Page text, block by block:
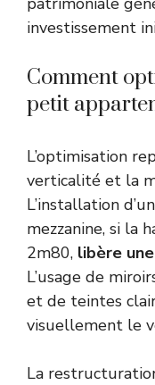
investissement
Comment
petit
L’optimisation
verticalité et la
L’installation
mezzanine, si la
2m80, libère
L’usage de
et de teintes
visuellement le
La